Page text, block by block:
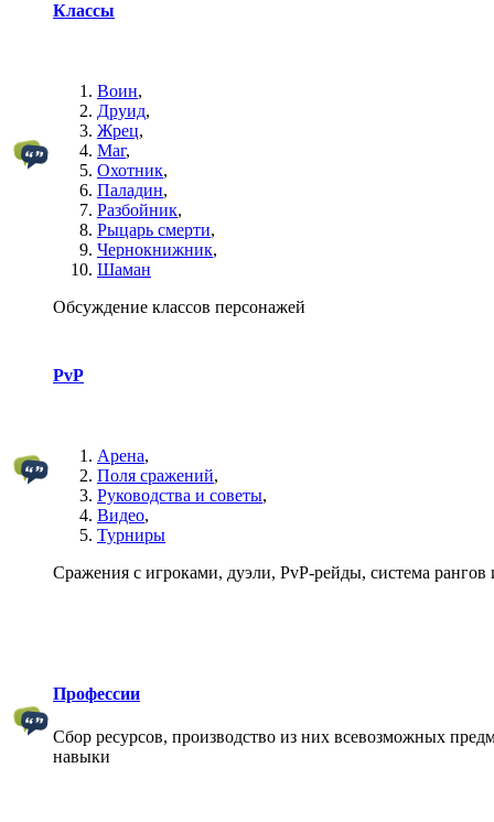
Классы
Воин,
Друид,
Жрец,
Маг,
Охотник,
Паладин,
Разбойник,
Рыцарь смерти,
Чернокнижник,
Шаман
Обсуждение классов персонажей
PvP
Арена,
Поля сражений,
Руководства и советы,
Видео,
Турниры
Сражения с игроками, дуэли, PvP-рейды, система рангов
Профессии
Сбор ресурсов, производство из них всевозможных
навыки